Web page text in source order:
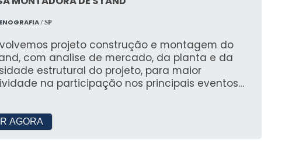
E FINANCIAMENTO
48x
que podem ser parceladas em até 48 vezes,
para seu Negócio
/ SP
projeto construção e montagem do
com analise de mercado, da planta e da
estrutural do projeto, para maior
na participação nos principais eventos
AGORA